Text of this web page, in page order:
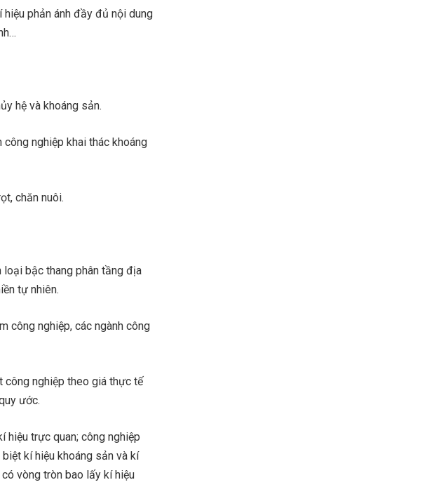
phản ánh đầy đủ nội dung
hệ và khoáng sản.
công nghiệp khai thác khoáng
chăn nuôi.
bậc thang phân tầng địa
tự nhiên.
công nghiệp, các ngành công
công nghiệp theo giá thực tế
ước.
hiệu trực quan; công nghiệp
kí hiệu khoáng sản và kí
vòng tròn bao lấy kí hiệu